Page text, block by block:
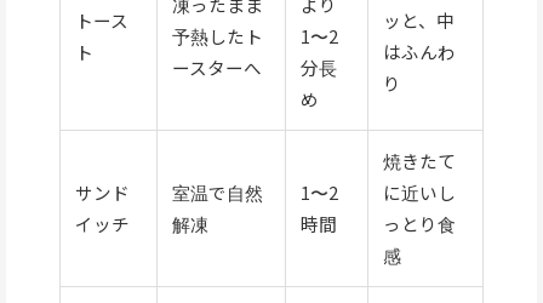
トース
ト
予熱したト
ースターへ
1〜2
分長
め
ッと、中
はふんわ
り
サンド
イッチ
室温で自然
解凍
1〜2
時間
焼きたて
に近いし
っとり食
感